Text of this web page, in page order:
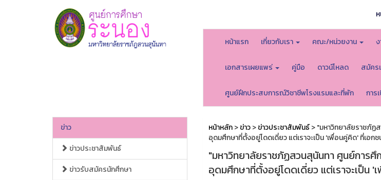
หน้าแรก เกี่ยวกับเรา คณะ/หน่วยงาน
เอกสารเผยแพร่ คู่มือ ดาวน์โหลด สมัคร
ศูนย์ฝึกประสบการณ์วิชาชีพโรงแรมและที่พัก การ
ข่าว
ข่าวประชาสัมพันธ์
ข่าวรับสมัครนักศึกษา
หน้าหลัก>ข่าว>ข่าวประชาสัมพันธ์> "มหาวิทยาลัยราชภัฏ
อุดมศึกษาที่ตั้งอยู่โดดเดี่ยว แต่เราจะเป็น 'เพื่อนคู่คิด' ที่เอก
"มหาวิทยาลัยราชภัฏสวนสุนันทา ศูนย์การศึ
อุดมศึกษาที่ตั้งอยู่โดดเดี่ยว แต่เราจะเป็น